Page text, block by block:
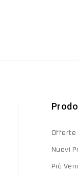
Offerte
Nuovi
Più